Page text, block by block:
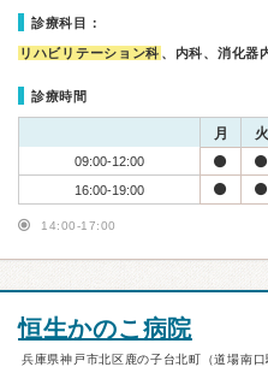
診療科目：
リハビリテーション科 、内科、消化器
診療時間
月 火
09:00-12:00
16:00-19:00
14:00-17:00
恒生かのこ病院
兵庫県神戸市北区鹿の子台北町（道場南口